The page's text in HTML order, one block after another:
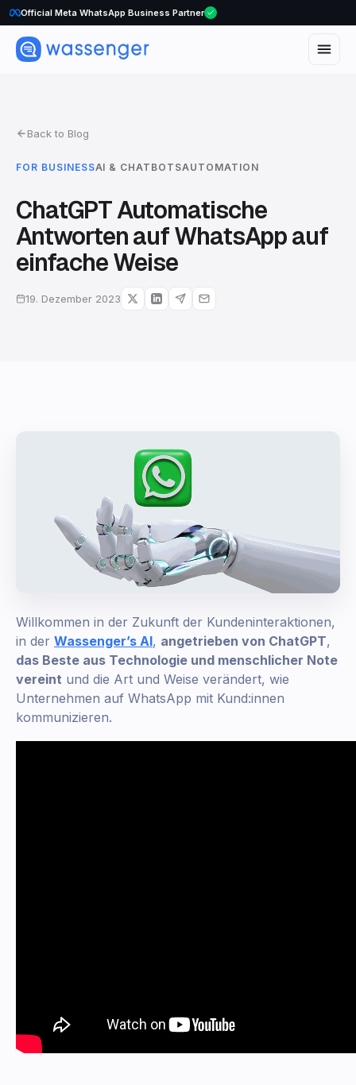
Official Meta WhatsApp Business Partner
Back to Blog
FOR BUSINESSAI & CHATBOTSAUTOMATION
ChatGPT Automatische
Antworten auf WhatsApp auf
einfache Weise
19. Dezember 2023
Willkommen in der Zukunft der Kundeninteraktionen,
in der Wassenger’s AI, angetrieben von ChatGPT,
das Beste aus Technologie und menschlicher Note
vereint und die Art und Weise verändert, wie
Unternehmen auf WhatsApp mit Kund:innen
kommunizieren.